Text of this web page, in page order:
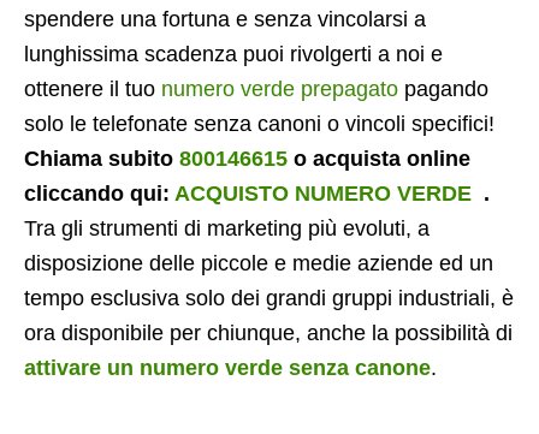
spendere una fortuna e senza vincolarsi a
lunghissima scadenza puoi rivolgerti a noi e
ottenere il tuo numero verde prepagato pagando
solo le telefonate senza canoni o vincoli specifici!
Chiama subito 800146615 o acquista online
cliccando qui: ACQUISTO NUMERO VERDE .
Tra gli strumenti di marketing più evoluti, a
disposizione delle piccole e medie aziende ed un
tempo esclusiva solo dei grandi gruppi industriali, è
ora disponibile per chiunque, anche la possibilità di
attivare un numero verde senza canone.